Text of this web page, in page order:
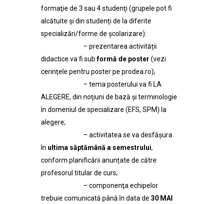
formaţie de 3 sau 4 studenţi (grupele pot fi
alcătuite și din studenți de la diferite
specializări/forme de școlarizare):
– prezentarea activității
didactice va fi subformă de poster (vezi
cerinţele pentru poster pe prodea.ro);
– tema posterului va fi LA
ALEGERE, din noţiuni de bază şi terminologie
în domeniul de specializare (EFS, SPM) la
alegere;
– activitatea se va desfăşura
în ultima săptămână a semestrului,
conform planificării anunțate de către
profesorul titular de curs;
– componenţa echipelor
trebuie comunicată până în data de 30 MAI